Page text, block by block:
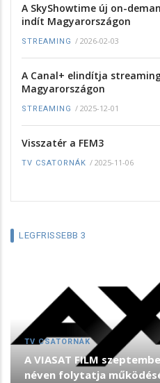
A SkyShowtime új on-
indít Magyarországon
STREAMING / 2026-02-03
A Canal+ elindítja
Magyarországon
STREAMING / 2025-12-01
Visszatér a FEM3
TV CSATORNÁK / 2025-11-06
LEGFRISSEBB 3
TV CSATORNÁK
A VIASAT FILM
néven folytatja